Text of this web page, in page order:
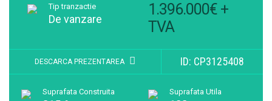
Tip tranzactie
De vanzare
1.396.000€ +
TVA
DESCARCA PREZENTAREA ID: CP3125408
Suprafata Construita Suprafata Utila